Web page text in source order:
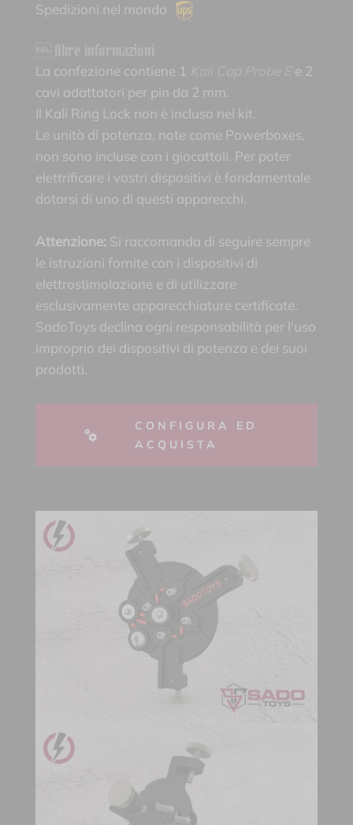
Spedizioni nel mondo
La confezione contiene 1
e 2
cavi adattatori per pin da 2 mm.
Il Kali Ring Lock non è incluso nel kit.
Le unità di potenza, note come Powerboxes,
non sono incluse con i giocattoli. Per poter
elettrificare i vostri dispositivi è fondamentale
dotarsi di uno di questi apparecchi.
Attenzione: Si raccomanda di seguire sempre
le istruzioni fornite con i dispositivi di
elettrostimolazione e di utilizzare
esclusivamente apparecchiature certificate.
SadoToys declina ogni responsabilità per l'uso
improprio dei dispositivi di potenza e dei suoi
prodotti.
CONFIGURA ED
ACQUISTA